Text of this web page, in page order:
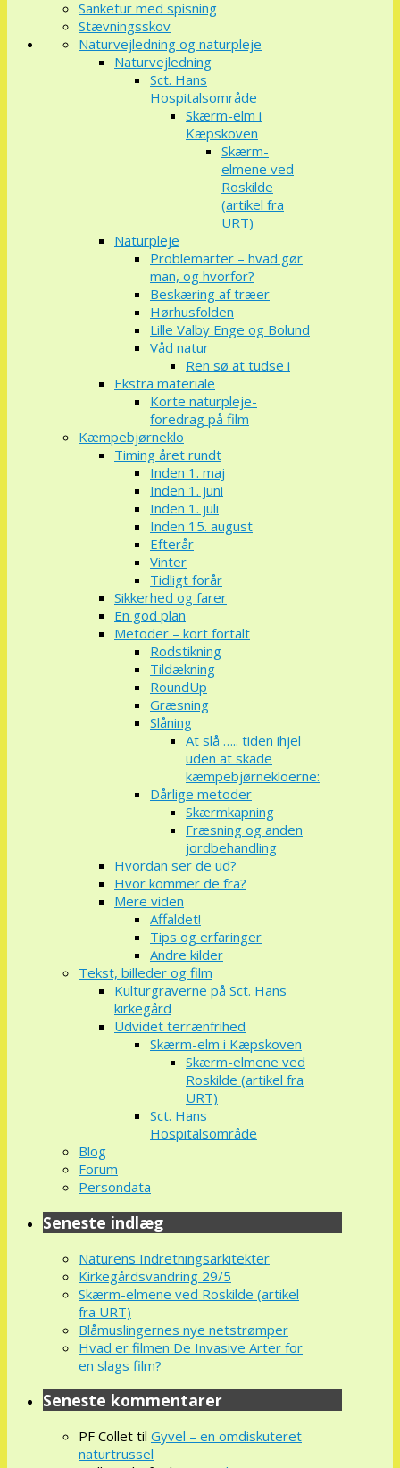
Sanketur med spisning
Stævningsskov
Naturvejledning og naturpleje
Naturvejledning
Sct. Hans
Hospitalsområde
Skærm-elm i
Kæpskoven
Skærm-
elmene ved
Roskilde
(artikel fra
URT)
Naturpleje
Problemarter – hvad gør
man, og hvorfor?
Beskæring af træer
Hørhusfolden
Lille Valby Enge og Bolund
Våd natur
Ren sø at tudse i
Ekstra materiale
Korte naturpleje-
foredrag på film
Kæmpebjørneklo
Timing året rundt
Inden 1. maj
Inden 1. juni
Inden 1. juli
Inden 15. august
Efterår
Vinter
Tidligt forår
Sikkerhed og farer
En god plan
Metoder – kort fortalt
Rodstikning
Tildækning
RoundUp
Græsning
Slåning
At slå ….. tiden ihjel
uden at skade
kæmpebjørnekloerne:
Dårlige metoder
Skærmkapning
Fræsning og anden
jordbehandling
Hvordan ser de ud?
Hvor kommer de fra?
Mere viden
Affaldet!
Tips og erfaringer
Andre kilder
Tekst, billeder og film
Kulturgraverne på Sct. Hans
kirkegård
Udvidet terrænfrihed
Skærm-elm i Kæpskoven
Skærm-elmene ved
Roskilde (artikel fra
URT)
Sct. Hans
Hospitalsområde
Blog
Forum
Persondata
Seneste indlæg
Naturens Indretningsarkitekter
Kirkegårdsvandring 29/5
Skærm-elmene ved Roskilde (artikel
fra URT)
Blåmuslingernes nye netstrømper
Hvad er filmen De Invasive Arter for
en slags film?
Seneste kommentarer
PF Collet til Gyvel – en omdiskuteret
naturtrussel